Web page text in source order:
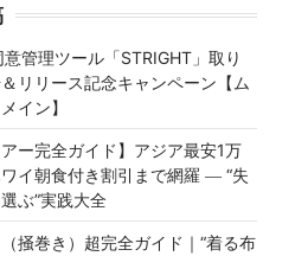
管理ツール「STRIGHT」取り
リリース記念キャンペーン【ム
イン】
アー完全ガイド】アジア最安1万
イ朝食付き割引まで網羅 ― “失
ぶ”実践大全
掻巻き）超完全ガイド｜“着る布